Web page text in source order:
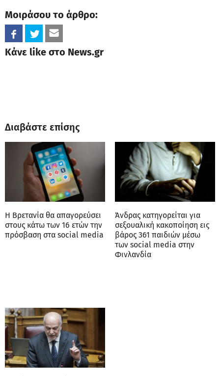
Μοιράσου το άρθρο:
Κάνε like στο News.gr
Διαβάστε επίσης
Η Βρετανία θα απαγορεύσει
στους κάτω των 16 ετών την
πρόσβαση στα social media
Άνδρας κατηγορείται για
σεξουαλική κακοποίηση εις
βάρος 361 παιδιών μέσω
των social media στην
Φινλανδία